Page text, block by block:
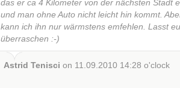
das er ca 4 Kilometer von der nächsten Stadt
und man ohne Auto nicht leicht hin kommt.
kann ich ihn nur wärmstens emfehlen. Lasst
überraschen :-)
Astrid Tenisci on 11.09.2010 14:28 o'clock